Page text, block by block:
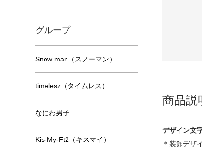
商品説
デザイン文
＊装飾デザ
グループ
Snow man（スノーマン）
timelesz（タイムレス）
なにわ男子
Kis-My-Ft2（キスマイ）